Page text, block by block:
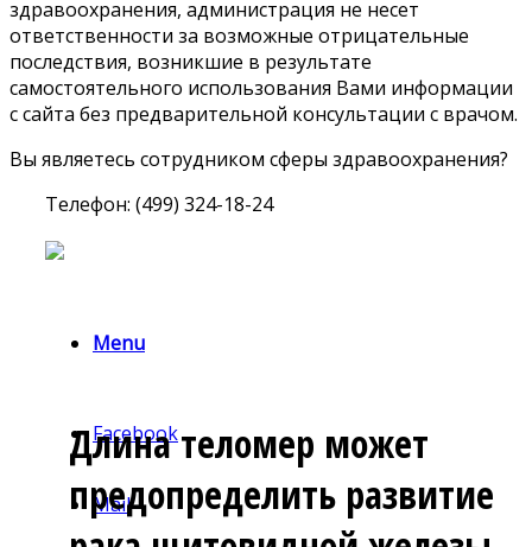
здравоохранения, администрация не несет
ответственности за возможные отрицательные
последствия, возникшие в результате
самостоятельного использования Вами информации
с сайта без предварительной консультации с врачом.
Вы являетесь сотрудником сферы здравоохранения?
Телефон: (499) 324-18-24
Menu
Facebook
Mail
Длина теломер может
предопределить развитие